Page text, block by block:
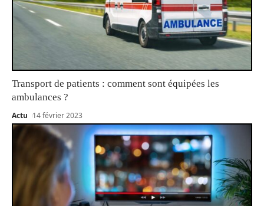
Transport de patients : comment sont équipées les
ambulances ?
Actu 14 février 2023